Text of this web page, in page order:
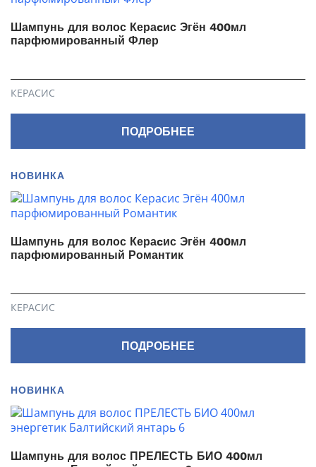
Шампунь для волос Кераcис Эгён 400мл
парфюмированный Флер
КЕРАСИС
ПОДРОБНЕЕ
НОВИНКА
Шампунь для волос Кераcис Эгён 400мл
парфюмированный Романтик
КЕРАСИС
ПОДРОБНЕЕ
НОВИНКА
Шампунь для волос ПРЕЛЕСТЬ БИО 400мл